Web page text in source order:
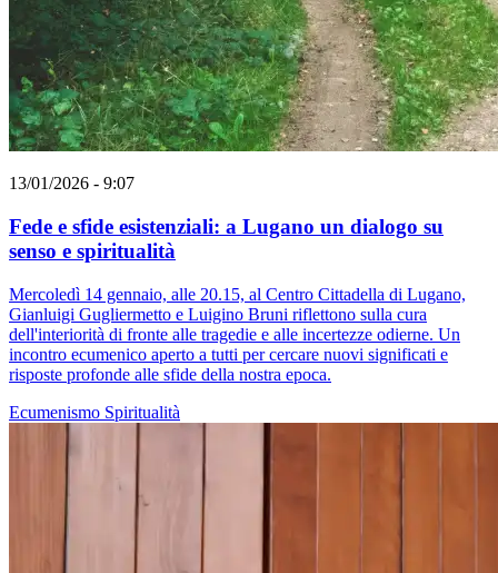
13/01/2026 - 9:07
Fede e sfide esistenziali: a Lugano un dialogo su
senso e spiritualità
Mercoledì 14 gennaio, alle 20.15, al Centro Cittadella di Lugano,
Gianluigi Gugliermetto e Luigino Bruni riflettono sulla cura
dell'interiorità di fronte alle tragedie e alle incertezze odierne. Un
incontro ecumenico aperto a tutti per cercare nuovi significati e
risposte profonde alle sfide della nostra epoca.
Ecumenismo Spiritualità